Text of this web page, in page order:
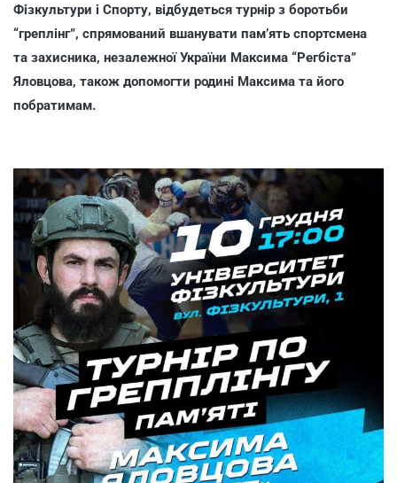
Фізкультури і Спорту, відбудеться турнір з боротьби
“греплінг”, спрямований вшанувати пам’ять спортсмена
та захисника, незалежної України Максима “Регбіста”
Яловцова, також допомогти родині Максима та його
побратимам.